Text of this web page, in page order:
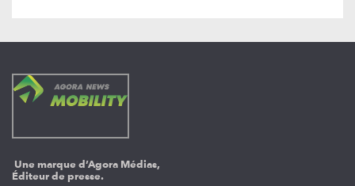
Une marque d’Agora Médias,
Éditeur de presse.